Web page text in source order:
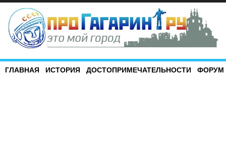
ГЛАВНАЯ ИСТОРИЯ ДОСТОПРИМЕЧАТЕЛЬНОСТИ ФОРУМ